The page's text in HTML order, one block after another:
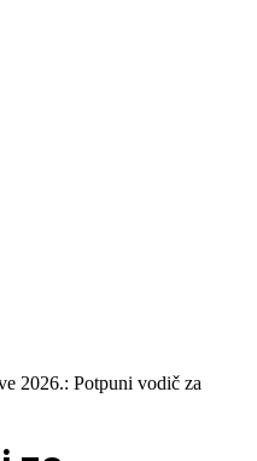
2026.: Potpuni vodič za